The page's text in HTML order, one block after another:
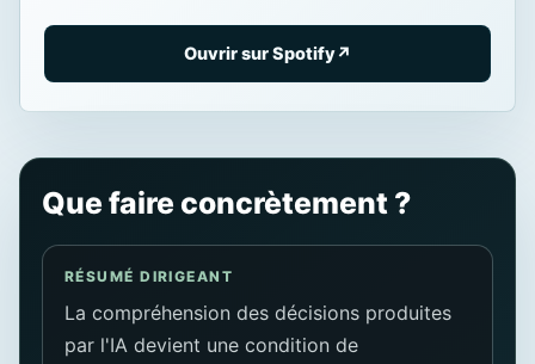
Ouvrir sur Spotify↗
Que faire concrètement ?
RÉSUMÉ DIRIGEANT
La compréhension des décisions produites
par l'IA devient une condition de